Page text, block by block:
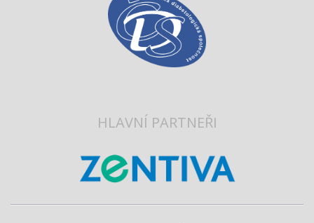
HLAVNÍ PARTNEŘI